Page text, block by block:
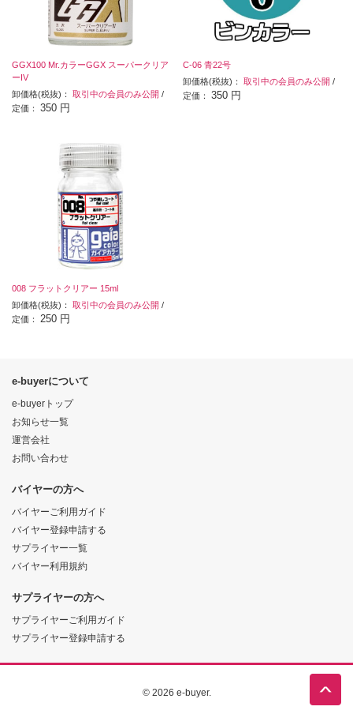
GGX100 Mr.カラーGGX スーパークリア
ーIV
卸価格(税抜)： 取引中の会員のみ公開 /
定価： 350 円
C-06 青22号
卸価格(税抜)：取引中の会員のみ公開 /
定価：350 円
008 フラットクリアー 15ml
卸価格(税抜)： 取引中の会員のみ公開 /
定価： 250 円
e-buyerについて
e-buyerトップ
お知らせ一覧
運営会社
お問い合わせ
バイヤーの方へ
バイヤーご利用ガイド
バイヤー登録申請する
サプライヤー一覧
バイヤー利用規約
サプライヤーの方へ
サプライヤーご利用ガイド
サプライヤー登録申請する
© 2026 e-buyer.